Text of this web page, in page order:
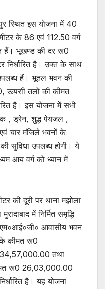
स्थित इस योजना में 40
के 86 एवं 112.50 वर्ग
हैं। भूखण्ड की दर रू0
निर्धारित है। उक्त के साथ
हैं। भूतल भवन की
तलों की कीमत
है। इस योजना में सभी
, ड्रेन, शुद्ध पेयजल ,
चार मंजिले भवनों के
की सुविधा उपलब्ध होगी। ये
आय वर्ग को ध्यान में
की दूरी पर थाना मझोला
में निर्मित समृद्धि
आवासीय भवन
कीमत रू0
तथा
रू0 26,03,000.00
है। यह योजना